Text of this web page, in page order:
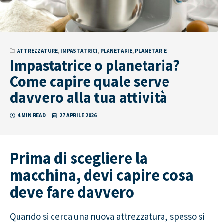
ATTREZZATURE, IMPASTATRICI, PLANETARIE, PLANETARIE
Impastatrice o planetaria?
Come capire quale serve
davvero alla tua attività
4 MIN READ 27 APRILE 2026
Prima di scegliere la
macchina, devi capire cosa
deve fare davvero
Quando si cerca una nuova attrezzatura, spesso si